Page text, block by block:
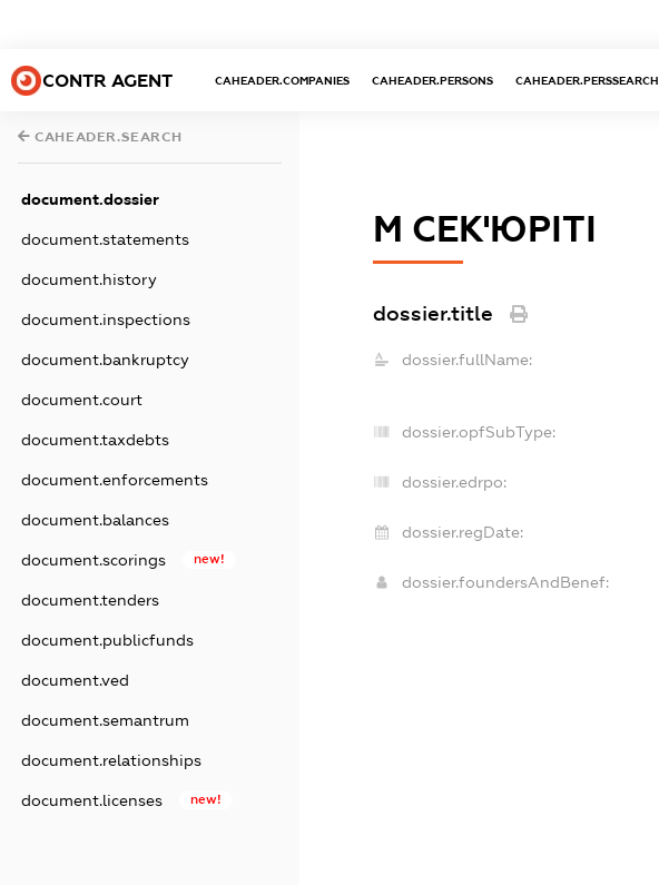
CONTR AGENT CAHEADER.COMPANIES CAHEADER.PERSONS CAHEADER.PERSSEARCH
CAHEADER.SEARCH
document.dossier
document.statements
document.history
document.inspections
document.bankruptcy
document.court
document.taxdebts
document.enforcements
document.balances
document.scorings new!
document.tenders
document.publicfunds
document.ved
document.semantrum
document.relationships
document.licenses new!
М СЕК'ЮРІТІ
dossier.title
dossier.fullName:
dossier.opfSubType:
dossier.edrpo:
dossier.regDate:
dossier.foundersAndBenef: